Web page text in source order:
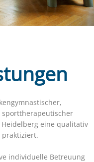
eine qualitativ
praktiziert.
individuelle Betreuung